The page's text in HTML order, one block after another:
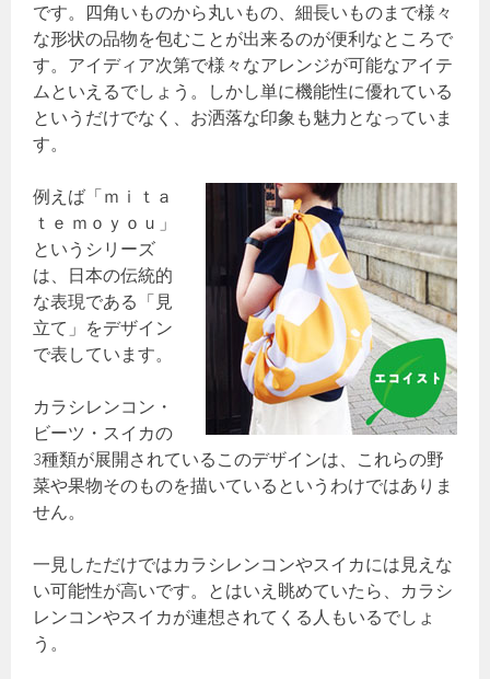
です。四角いものから丸いもの、細長いものまで様々
な形状の品物を包むことが出来るのが便利なところで
す。アイディア次第で様々なアレンジが可能なアイテ
ムといえるでしょう。しかし単に機能性に優れている
というだけでなく、お洒落な印象も魅力となっていま
す。
例えば「ｍｉｔａ
ｔｅ ｍｏｙｏｕ」
というシリーズ
は、日本の伝統的
な表現である「見
立て」をデザイン
で表しています。
カラシレンコン・
ビーツ・スイカの
3種類が展開されているこのデザインは、これらの野
菜や果物そのものを描いているというわけではありま
せん。
一見しただけではカラシレンコンやスイカには見えな
い可能性が高いです。とはいえ眺めていたら、カラシ
レンコンやスイカが連想されてくる人もいるでしょ
う。